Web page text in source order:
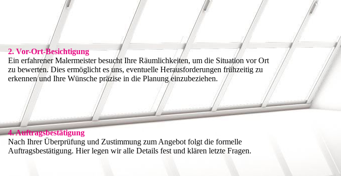
2. Vor-Ort-Besichtigung
Ein erfahrener Malermeister besucht Ihre Räumlichkeiten, um die Situation vor Ort
zu bewerten. Dies ermöglicht es uns, eventuelle Herausforderungen frühzeitig zu
erkennen und Ihre Wünsche präzise in die Planung einzubeziehen.
4. Auftragsbestätigung
Nach Ihrer Überprüfung und Zustimmung zum Angebot folgt die formelle
Auftragsbestätigung. Hier legen wir alle Details fest und klären letzte Fragen.